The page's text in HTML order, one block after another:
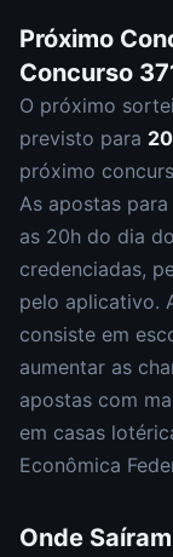
Próximo
Concurso
O próximo
previsto para
próximo
As apostas
as 20h do dia
credenciadas,
pelo aplicativo.
consiste em
aumentar as
apostas com
em casas
Econômica
Onde